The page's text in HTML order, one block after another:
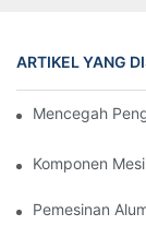
ARTIKEL YANG
Mencegah
Komponen
Pemesinan